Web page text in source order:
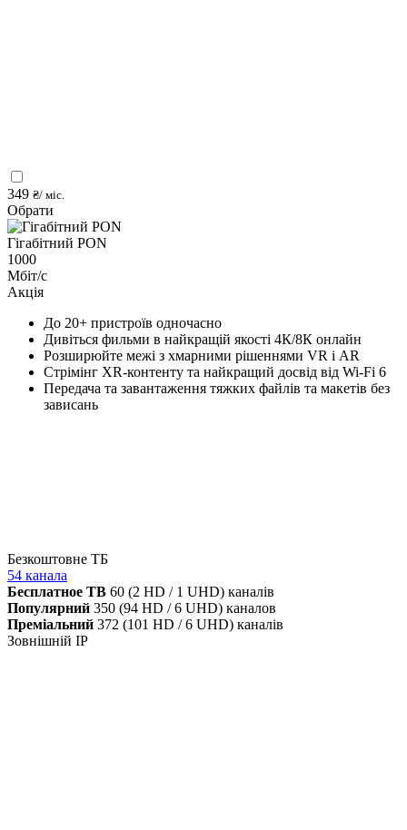
349 ₴/ міс.
Обрати
Гігабітний PON
1000
Мбіт/с
Акція
До 20+ пристроїв одночасно
Дивіться фильми в найкращій якості 4К/8К онлайн
Розширюйте межі з хмарними рішеннями VR і AR
Стрімінг XR-контенту та найкращий досвід від Wi-Fi 6
Передача та завантаження тяжких файлів та макетів без
зависань
Безкоштовне ТБ
54 канала
Бесплатное ТВ 60 (2 HD / 1 UHD) каналів
Популярний 350 (94 HD / 6 UHD) каналов
Преміальний 372 (101 HD / 6 UHD) каналів
Зовнішній IP